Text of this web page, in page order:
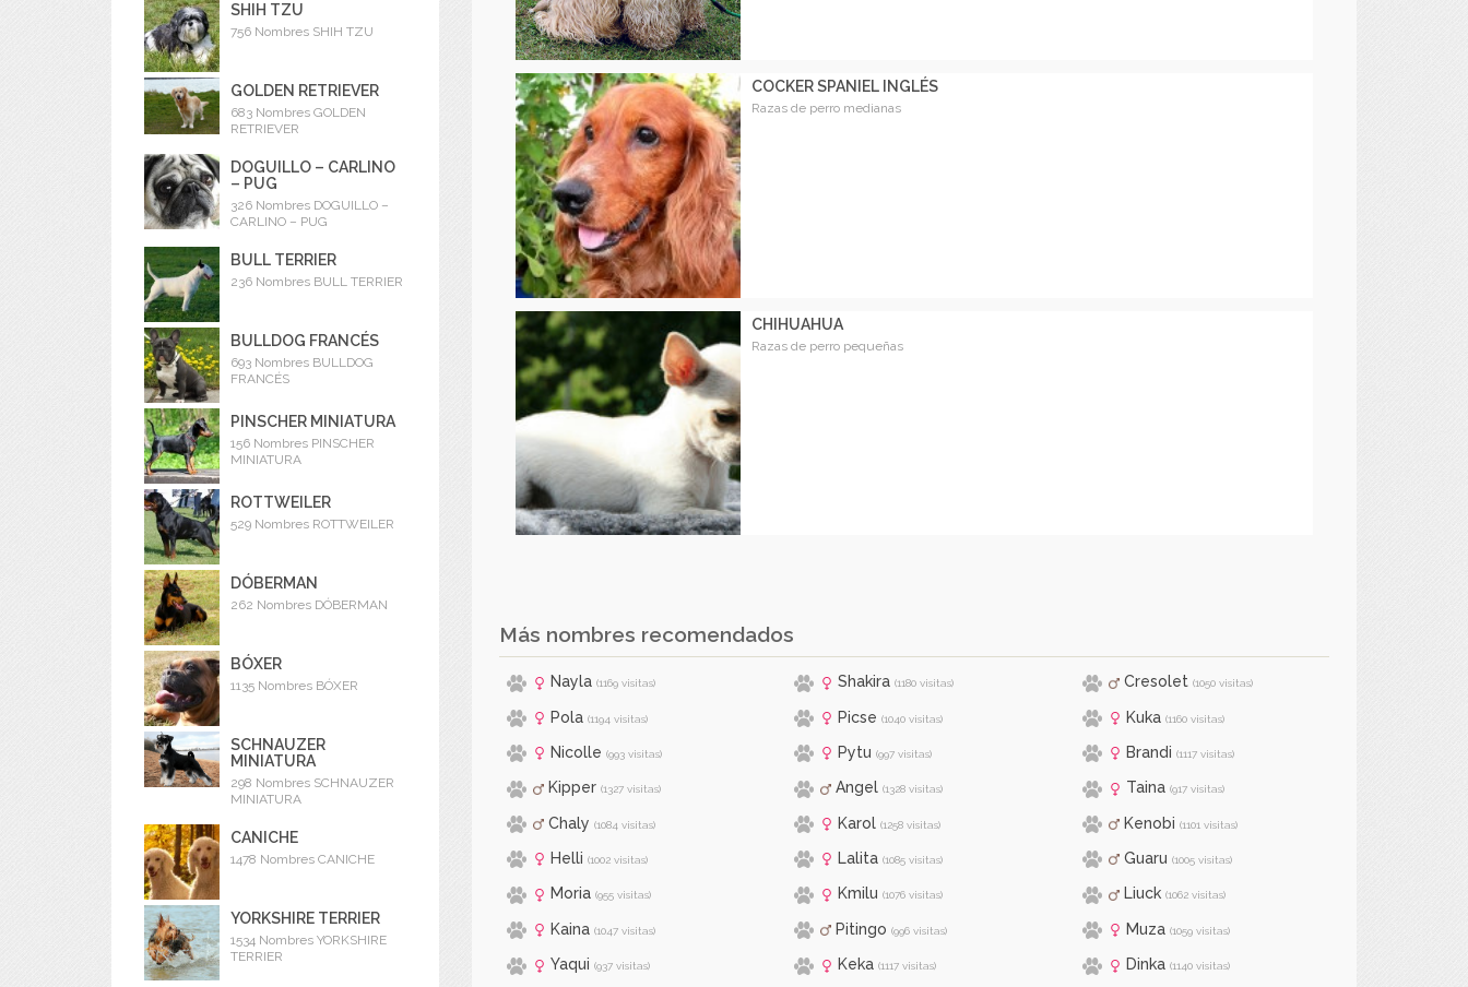
SHIH TZU
756 Nombres SHIH TZU
GOLDEN RETRIEVER
683 Nombres GOLDEN
RETRIEVER
DOGUILLO – CARLINO
– PUG
326 Nombres DOGUILLO –
CARLINO – PUG
BULL TERRIER
236 Nombres BULL TERRIER
BULLDOG FRANCÉS
693 Nombres BULLDOG
FRANCÉS
PINSCHER MINIATURA
156 Nombres PINSCHER
MINIATURA
ROTTWEILER
529 Nombres ROTTWEILER
DÓBERMAN
262 Nombres DÓBERMAN
BÓXER
1135 Nombres BÓXER
SCHNAUZER
MINIATURA
298 Nombres SCHNAUZER
MINIATURA
CANICHE
1478 Nombres CANICHE
YORKSHIRE TERRIER
1534 Nombres YORKSHIRE
TERRIER
COCKER SPANIEL INGLÉS
Razas de perro medianas
CHIHUAHUA
Razas de perro pequeñas
Más nombres recomendados
Nayla (1169 visitas) Shakira (1180 visitas) Cresolet (1050 visitas)
Pola (1194 visitas) Picse (1040 visitas) Kuka (1160 visitas)
Nicolle (993 visitas) Pytu (997 visitas) Brandi (1117 visitas)
Kipper (1327 visitas) Angel (1328 visitas) Taina (917 visitas)
Chaly (1084 visitas) Karol (1258 visitas) Kenobi (1101 visitas)
Helli (1002 visitas) Lalita (1085 visitas) Guaru (1005 visitas)
Moria (955 visitas) Kmilu (1076 visitas) Liuck (1062 visitas)
Kaina (1047 visitas) Pitingo (996 visitas) Muza (1059 visitas)
Yaqui (937 visitas) Keka (1117 visitas) Dinka (1140 visitas)